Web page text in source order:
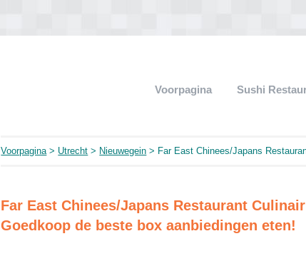
Voorpagina Sushi
Voorpagina> Utrecht > Nieuwegein > Far East Chinees/Japans
Far East Chinees/Japans Restaurant
Goedkoop de beste box aanbiedingen eten!